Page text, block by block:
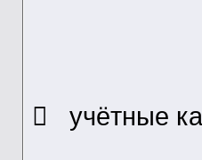
 учётные